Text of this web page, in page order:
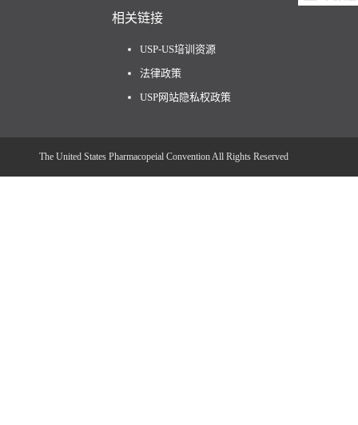
相关链接
USP-US培训资源
法律政策
USP网站隐私权政策
The United States Pharmacopeial Convention All Rights Reserved